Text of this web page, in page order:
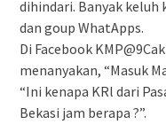
dihindari. Banyak keluh
dan goup WhatApps.
Di Facebook
menanyakan, “Masuk
“Ini kenapa KRl dari
Bekasi jam berapa ?”.